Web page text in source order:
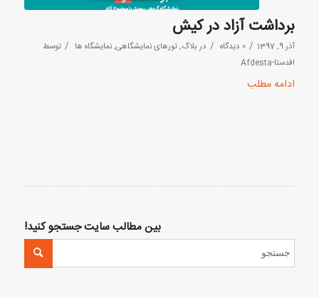
برداشت آزاد در کیش
آذر 9, 1397 / 0 دیدگاه / در بلاگ,تورهای نمایشگاهی,نمایشگاه ها / توسط
افدستا-Afdesta
ادامه مطلب
بین مطالب سایت جستجو کنید!